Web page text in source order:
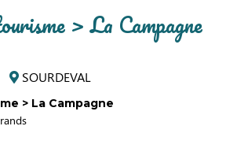
> La Campagne
SOURDEVAL
> La Campagne